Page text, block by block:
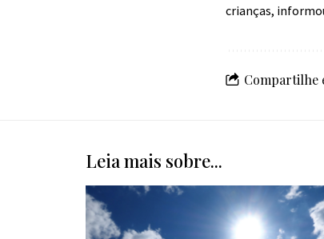
crianças,
Compartilhe
Leia mais sobre...